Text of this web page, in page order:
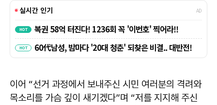
이어 “선거 과정에서 보내주신 시민 여러분의 격려와
목소리를 가슴 깊이 새기겠다”며 “저를 지지해 주신